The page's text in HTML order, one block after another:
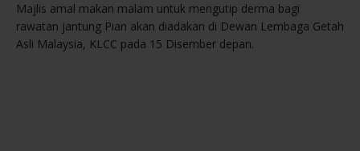
Majlis amal makan malam untuk mengutip derma bagi
rawatan jantung Pian akan diadakan di Dewan Lembaga Getah
Asli Malaysia, KLCC pada 15 Disember depan.